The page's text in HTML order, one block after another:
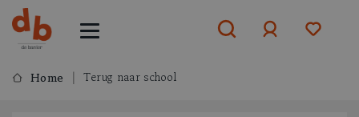
Home Terug naar school